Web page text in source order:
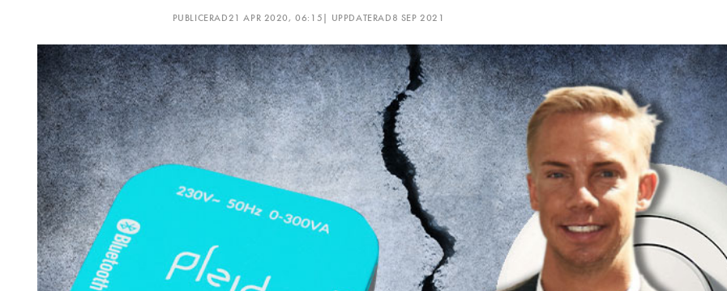
Om tidningen
Kontakt
Personuppgifter
Search for:
SEARCH
PUBLICERAD21 APR 2020, 06:15| UPPDATERAD8 SEP 2021